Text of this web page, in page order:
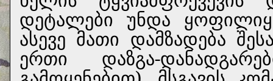
დეტალები უნდა
ასევე მათი დამზადება
ერთი დაზგა-